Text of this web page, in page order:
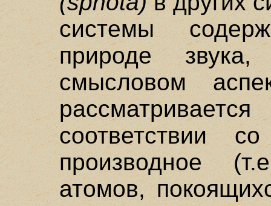
системы
природе
смысловом
соответствии
производное
атомов,